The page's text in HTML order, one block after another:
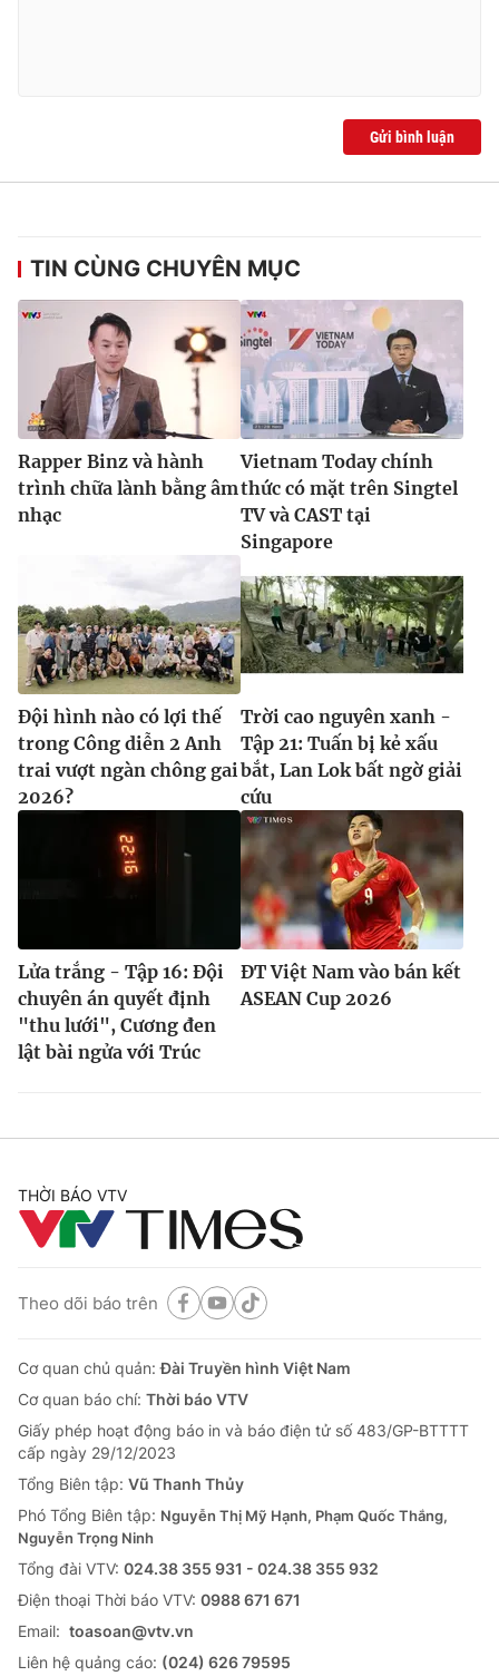
Gửi bình luận
TIN CÙNG CHUYÊN MỤC
Rapper Binz và hành
trình chữa lành bằng âm
nhạc
Vietnam Today chính
thức có mặt trên Singtel
TV và CAST tại
Singapore
Đội hình nào có lợi thế
trong Công diễn 2 Anh
trai vượt ngàn chông gai
2026?
Trời cao nguyên xanh -
Tập 21: Tuấn bị kẻ xấu
bắt, Lan Lok bất ngờ giải
cứu
Lửa trắng - Tập 16: Đội
chuyên án quyết định
"thu lưới", Cương đen
lật bài ngửa với Trúc
ĐT Việt Nam vào bán kết
ASEAN Cup 2026
THỜI BÁO VTV
Theo dõi báo trên
Cơ quan chủ quản:Đài Truyền hình Việt Nam
Cơ quan báo chí: Thời báo VTV
Giấy phép hoạt động báo in và báo điện tử số 483/GP-BTTTT
cấp ngày 29/12/2023
Tổng Biên tập: Vũ Thanh Thủy
Phó Tổng Biên tập: Nguyễn Thị Mỹ Hạnh, Phạm Quốc Thắng,
Nguyễn Trọng Ninh
Tổng đài VTV: 024.38 355 931 - 024.38 355 932
Ðiện thoại Thời báo VTV: 0988 671 671
Email: toasoan@vtv.vn
Liên hệ quảng cáo: (024) 626 79595